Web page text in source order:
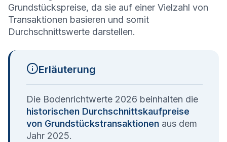
Grundstückspreise, da sie auf einer Vielzahl von
Transaktionen basieren und somit
Durchschnittswerte darstellen.
Erläuterung
Die Bodenrichtwerte 2026 beinhalten die
historischen Durchschnittskaufpreise
von Grundstückstransaktionen aus dem
Jahr 2025.